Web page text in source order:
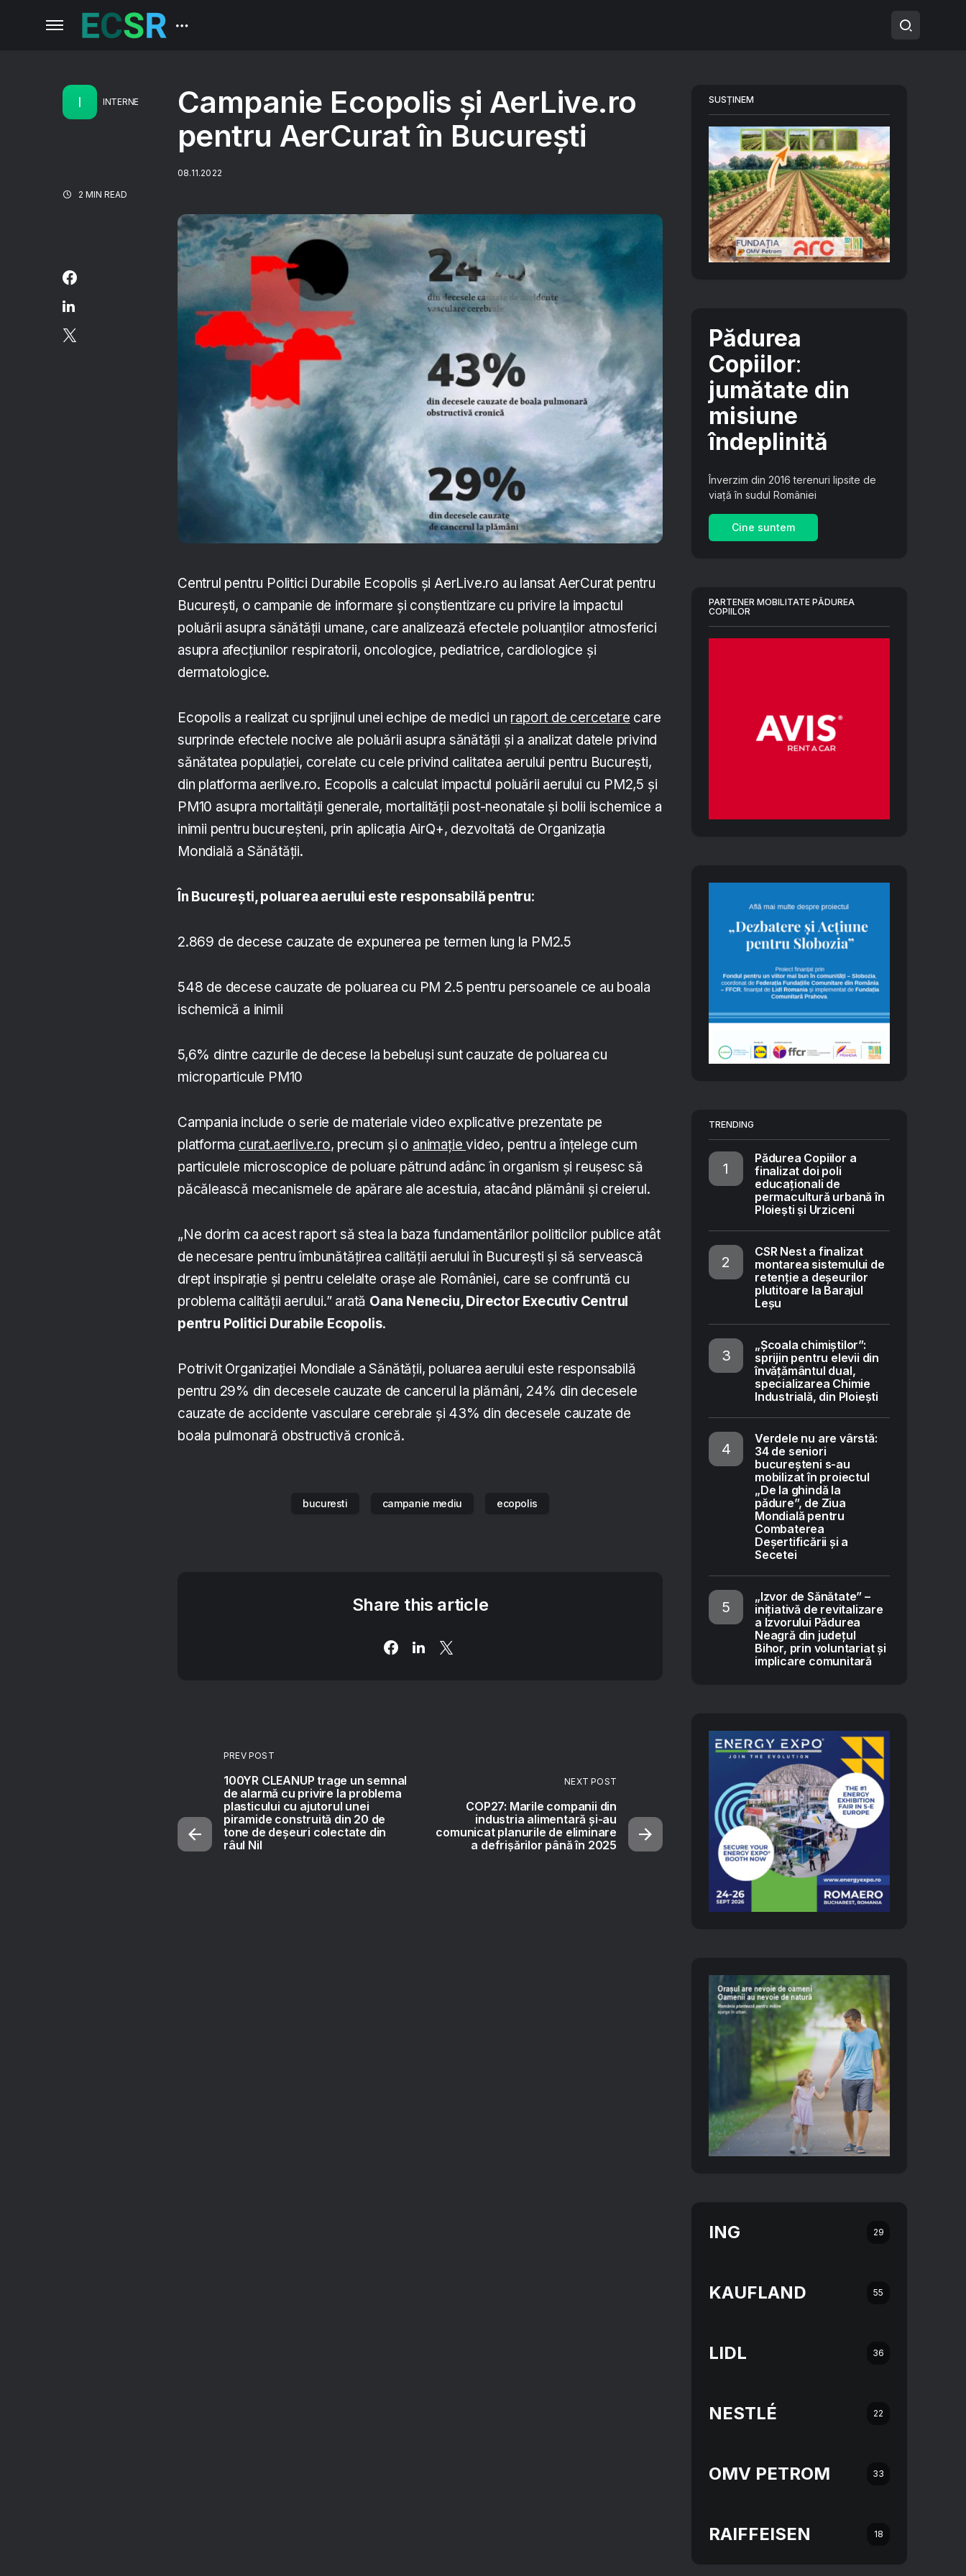
I INTERNE
2 MIN READ
Campanie Ecopolis și AerLive.ro
pentru AerCurat în București
08.11.2022
Centrul pentru Politici Durabile Ecopolis și AerLive.ro au lansat AerCurat pentru
București, o campanie de informare și conștientizare cu privire la impactul
poluării asupra sănătății umane, care analizează efectele poluanților atmosferici
asupra afecțiunilor respiratorii, oncologice, pediatrice, cardiologice și
dermatologice.
Ecopolis a realizat cu sprijinul unei echipe de medici un raport de cercetare care
surprinde efectele nocive ale poluării asupra sănătății și a analizat datele privind
sănătatea populației, corelate cu cele privind calitatea aerului pentru București,
din platforma aerlive.ro. Ecopolis a calculat impactul poluării aerului cu PM2,5 și
PM10 asupra mortalității generale, mortalității post-neonatale și bolii ischemice a
inimii pentru bucureșteni, prin aplicația AirQ+, dezvoltată de Organizația
Mondială a Sănătății.
În București, poluarea aerului este responsabilă pentru:
2.869 de decese cauzate de expunerea pe termen lung la PM2.5
548 de decese cauzate de poluarea cu PM 2.5 pentru persoanele ce au boala
ischemică a inimii
5,6% dintre cazurile de decese la bebeluși sunt cauzate de poluarea cu
microparticule PM10
Campania include o serie de materiale video explicative prezentate pe
platforma curat.aerlive.ro, precum și o animațievideo, pentru a înțelege cum
particulele microscopice de poluare pătrund adânc în organism și reușesc să
păcălească mecanismele de apărare ale acestuia, atacând plămânii și creierul.
„Ne dorim ca acest raport să stea la baza fundamentărilor politicilor publice atât
de necesare pentru îmbunătățirea calității aerului în București și să servească
drept inspirație și pentru celelalte orașe ale României, care se confruntă cu
problema calității aerului.” arată Oana Neneciu, Director Executiv Centrul
pentru Politici Durabile Ecopolis.
Potrivit Organizației Mondiale a Sănătății, poluarea aerului este responsabilă
pentru 29% din decesele cauzate de cancerul la plămâni, 24% din decesele
cauzate de accidente vasculare cerebrale și 43% din decesele cauzate de
boala pulmonară obstructivă cronică.
bucuresti campanie mediu ecopolis
Share this article
PREV POST
100YR CLEANUP trage un semnal
de alarmă cu privire la problema
plasticului cu ajutorul unei
piramide construită din 20 de
tone de deșeuri colectate din
râul Nil
NEXT POST
COP27: Marile companii din
industria alimentară și-au
comunicat planurile de eliminare
a defrișărilor până în 2025
SUSȚINEM
Pădurea
Copiilor:
jumătate din
misiune
îndeplinită
Înverzim din 2016 terenuri lipsite de
viață în sudul României
Cine suntem
PARTENER MOBILITATE PĂDUREA
COPIILOR
TRENDING
Pădurea Copiilor a
finalizat doi poli
educaționali de
permacultură urbană în
Ploiești și Urziceni
CSR Nest a finalizat
montarea sistemului de
retenție a deșeurilor
plutitoare la Barajul
Leșu
„Școala chimiștilor”:
sprijin pentru elevii din
învățământul dual,
specializarea Chimie
Industrială, din Ploiești
Verdele nu are vârstă:
34 de seniori
bucureșteni s-au
mobilizat în proiectul
„De la ghindă la
pădure”, de Ziua
Mondială pentru
Combaterea
Deșertificării și a
Secetei
„Izvor de Sănătate” –
inițiativă de revitalizare
a Izvorului Pădurea
Neagră din județul
Bihor, prin voluntariat și
implicare comunitară
ING 29
KAUFLAND 55
LIDL 36
NESTLÉ 22
OMV PETROM 33
RAIFFEISEN 18